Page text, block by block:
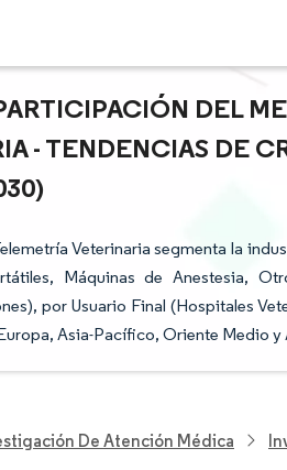
DEL
- TENDENCIAS DE
Veterinaria segmenta la
Máquinas de Anestesia,
por Usuario Final (Hospitales
Asia-Pacífico, Oriente Medio y
De Atención Médica